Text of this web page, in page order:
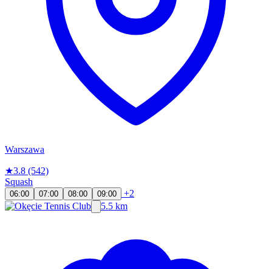
Warszawa
★3.8 (542)
Squash
06:00 07:00 08:00 09:00
+2
5.5 km